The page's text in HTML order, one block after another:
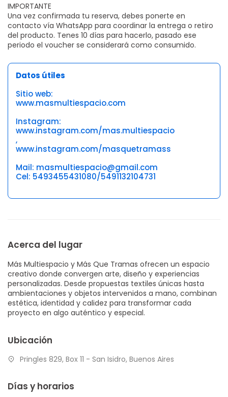
IMPORTANTE
Una vez confirmada tu reserva, debes ponerte en
contacto vía WhatsApp para coordinar la entrega o retiro
del producto. Tenes 10 días para hacerlo, pasado ese
periodo el voucher se considerará como consumido.
Datos útiles
Sitio web:
www.masmultiespacio.com
Instagram:
www.instagram.com/mas.multiespacio
,
www.instagram.com/masquetramass
Mail: masmultiespacio@gmail.com
Cel: 5493455431080/5491132104731
Acerca del lugar
Más Multiespacio y Más Que Tramas ofrecen un espacio
creativo donde convergen arte, diseño y experiencias
personalizadas. Desde propuestas textiles únicas hasta
ambientaciones y objetos intervenidos a mano, combinan
estética, identidad y calidez para transformar cada
proyecto en algo auténtico y especial.
Ubicación
Pringles 829, Box 11 - San Isidro, Buenos Aires
Días y horarios